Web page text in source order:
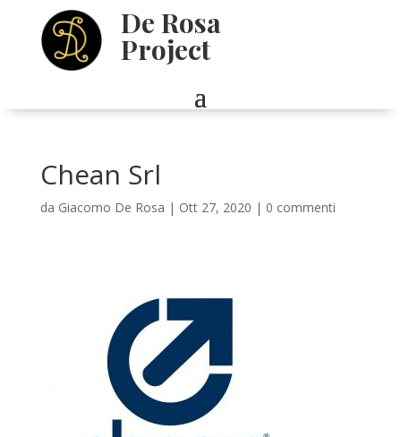
De Rosa
Project
Chean Srl
da Giacomo De Rosa | Ott 27, 2020 | 0 commenti